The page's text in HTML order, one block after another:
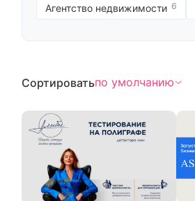
Агентство недвижимости 6
Сортироватьпо умолчанию